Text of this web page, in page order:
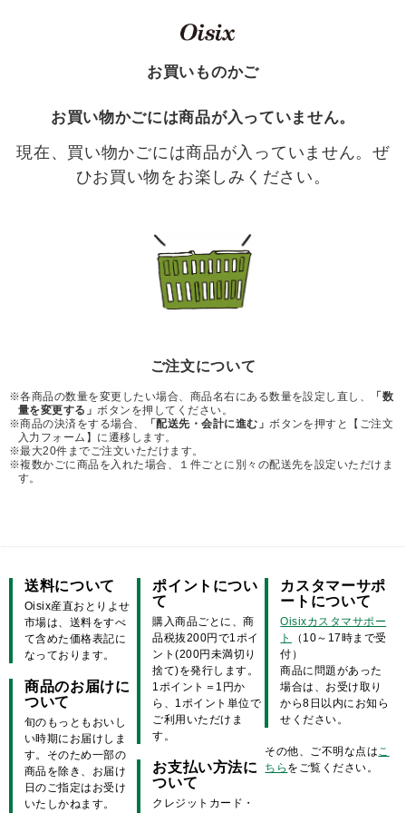
お買いものかご
お買い物かごには商品が入っていません。
現在、買い物かごには商品が入っていません。ぜ
ひお買い物をお楽しみください。
ご注文について
※各商品の数量を変更したい場合、商品名右にある数量を設定し直し、
「数
量を変更する」ボタンを押してください。
※商品の決済をする場合、
「配送先・会計に進む」ボタンを押すと【ご注文
入力フォーム】に遷移します。
※最大20件までご注文いただけます。
※複数かごに商品を入れた場合、１件ごとに別々の配送先を設定いただけま
す。
送料について
Oisix産直おとりよせ
市場は、送料をすべ
て含めた価格表記に
なっております。
商品のお届けに
ついて
旬のもっともおいし
い時期にお届けしま
す。そのため一部の
商品を除き、お届け
日のご指定はお受け
いたしかねます。
ポイントについ
て
購入商品ごとに、商
品税抜200円で1ポイ
ント(200円未満切り
捨て)を発行します。
1ポイント＝1円か
ら、1ポイント単位で
ご利用いただけま
す。
お支払い方法に
ついて
クレジットカード・
カスタマーサポ
ートについて
Oisixカスタマサポー
ト
（10～17時まで受
付）
商品に問題があった
場合は、お受け取り
から8日以内にお知ら
せください。
その他、ご不明な点はこ
ちら をご覧ください。